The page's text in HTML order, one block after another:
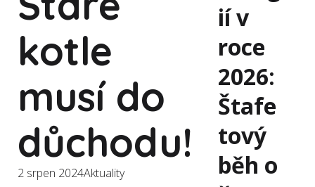
kotle
musí do
důchodu!
2 srpen 2024Aktuality
ií v
roce
2026:
Štafe
tový
běh o